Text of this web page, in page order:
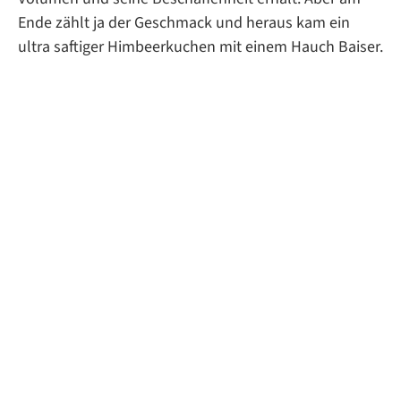
Ende zählt ja der Geschmack und heraus kam ein
ultra saftiger Himbeerkuchen mit einem Hauch Baiser.